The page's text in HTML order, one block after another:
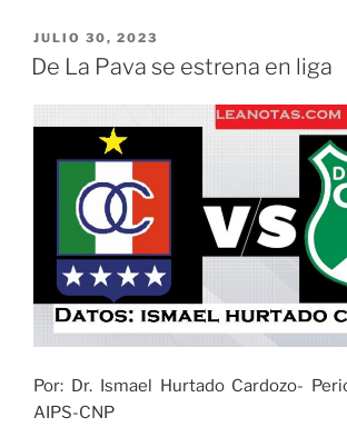
página»
PUBLICADO
EL
JULIO 30, 2023
De La Pava se estrena en liga
Por: Dr. Ismael Hurtado Cardozo-
AIPS-CNP